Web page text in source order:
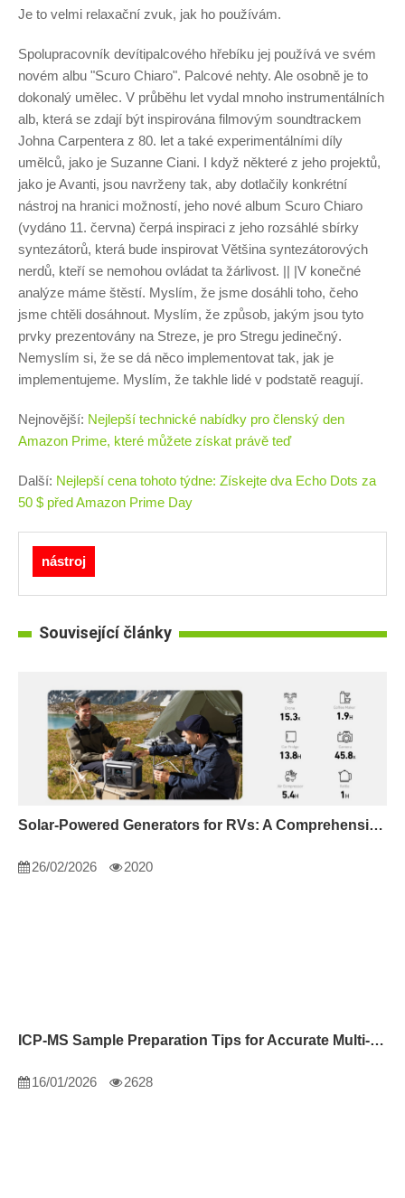
Je to velmi relaxační zvuk, jak ho používám.
Spolupracovník devítipalcového hřebíku jej používá ve svém
novém albu "Scuro Chiaro". Palcové nehty. Ale osobně je to
dokonalý umělec. V průběhu let vydal mnoho instrumentálních
alb, která se zdají být inspirována filmovým soundtrackem
Johna Carpentera z 80. let a také experimentálními díly
umělců, jako je Suzanne Ciani. I když některé z jeho projektů,
jako je Avanti, jsou navrženy tak, aby dotlačily konkrétní
nástroj na hranici možností, jeho nové album Scuro Chiaro
(vydáno 11. června) čerpá inspiraci z jeho rozsáhlé sbírky
syntezátorů, která bude inspirovat Většina syntezátorových
nerdů, kteří se nemohou ovládat ta žárlivost. || |V konečné
analýze máme štěstí. Myslím, že jsme dosáhli toho, čeho
jsme chtěli dosáhnout. Myslím, že způsob, jakým jsou tyto
prvky prezentovány na Streze, je pro Stregu jedinečný.
Nemyslím si, že se dá něco implementovat tak, jak je
implementujeme. Myslím, že takhle lidé v podstatě reagují.
Nejnovější: Nejlepší technické nabídky pro členský den
Amazon Prime, které můžete získat právě teď
Další: Nejlepší cena tohoto týdne: Získejte dva Echo Dots za
50 $ před Amazon Prime Day
nástroj
Související články
Solar-Powered Generators for RVs: A Comprehensive Guide
26/02/2026 2020
ICP-MS Sample Preparation Tips for Accurate Multi-Element Analysis
16/01/2026 2628